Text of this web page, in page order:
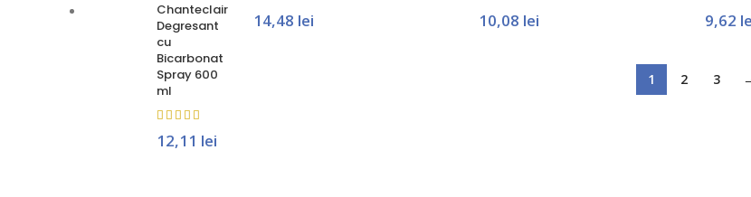
Chanteclair
Degresant
cu
Bicarbonat
Spray 600
ml
12,11 lei
14,48 lei 10,08 lei 9,62
1 2 3